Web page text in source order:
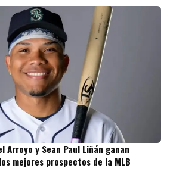
Arroyo y Sean Paul Liñán ganan
mejores prospectos de la MLB